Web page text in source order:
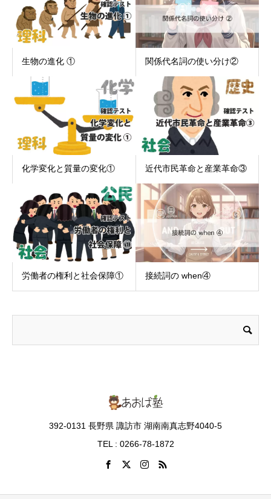
生物の進化 ① 関係代名詞の使い分け②
化学変化と質量の変化① 近代市民革命と産業革命③
労働者の権利と社会保障① 接続詞の when④
392-0131 長野県 諏訪市 湖南南真志野4040-5
TEL : 0266-78-1872